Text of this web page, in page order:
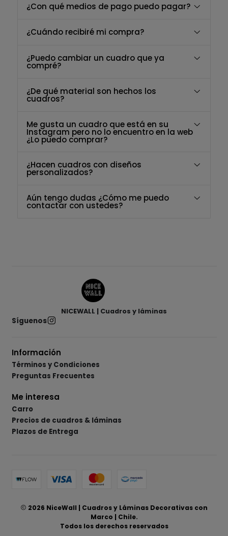
¿Con qué medios de pago puedo pagar?
¿Cuándo recibiré mi compra?
¿Puedo cambiar un cuadro que ya
compré?
¿De qué material son hechos los
cuadros?
Me gusta un cuadro que está en su
Instagram pero no lo encuentro en la web
¿Lo puedo comprar?
¿Hacen cuadros con diseños
personalizados?
Aún tengo dudas ¿Cómo me puedo
contactar con ustedes?
NICEWALL | Cuadros y láminas
Síguenos
Información
Términos y Condiciones
Preguntas Frecuentes
Me interesa
Carro
Precios de cuadros & láminas
Plazos de Entrega
2026 NiceWall | Cuadros y Láminas Decorativas con
Marco | Chile.
Todos los derechos reservados